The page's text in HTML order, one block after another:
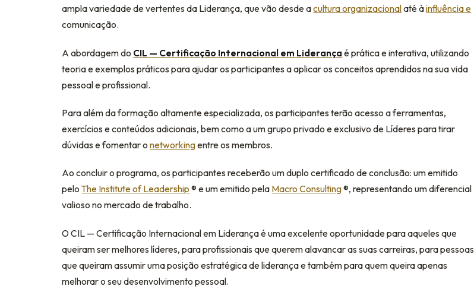
ampla variedade de vertentes da Liderança, que vão desde acultura organizacionalaté àinfluência e
comunicação.
A abordagem do CIL — Certificação Internacional em Liderançaé prática e interativa, utilizando
teoria e exemplos práticos para ajudar os participantes a aplicar os conceitos aprendidos na sua vida
pessoal e profissional.
Para além da formação altamente especializada, os participantes terão acesso a ferramentas,
exercícios e conteúdos adicionais, bem como a um grupo privado e exclusivo de Líderes para tirar
dúvidas e fomentar onetworkingentre os membros.
Ao concluir o programa, os participantes receberão um duplo certificado de conclusão: um emitido
peloThe Institute of Leadership ®️ e um emitido pela Macro Consulting®️, representando um diferencial
valioso no mercado de trabalho.
O CIL — Certificação Internacional em Liderança é uma excelente oportunidade para aqueles que
queiram ser melhores líderes, para profissionais que querem alavancar as suas carreiras, para pessoas
que queiram assumir uma posição estratégica de liderança e também para quem queira apenas
melhorar o seu desenvolvimento pessoal.